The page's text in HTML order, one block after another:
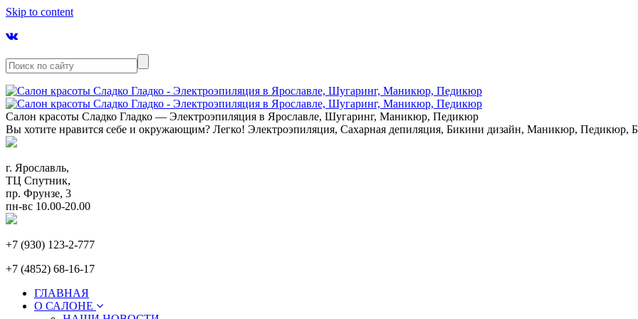
Skip to content
Салон красоты Сладко Гладко — Электроэпиляция в Ярославле, Шугаринг, Маникюр, Педикюр
Вы хотите нравится себе и окружающим? Легко! Электроэпиляция, Сахарная депиляция, Бикини дизайн, Маникюр, Педикюр,
г. Ярославль,
ТЦ Спутник,
пр. Фрунзе, 3
пн-вс 10.00-20.00
+7 (930) 123-2-777
+7 (4852) 68-16-17
ГЛАВНАЯ
О САЛОНЕ